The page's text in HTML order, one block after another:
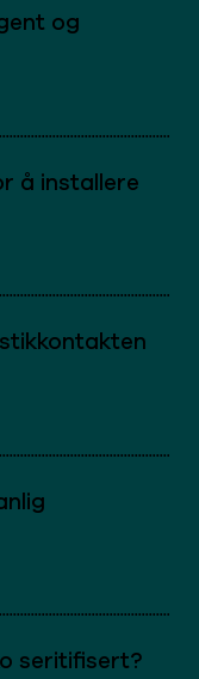
og
å installere
seritifisert?